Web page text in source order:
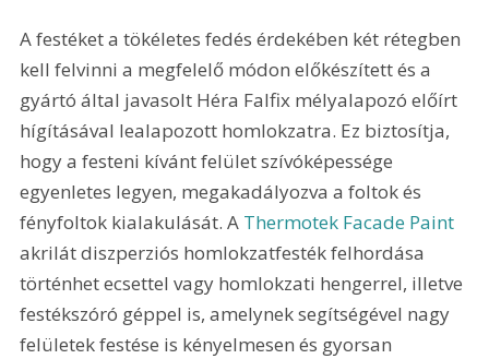
A festéket a tökéletes fedés érdekében két rétegben
kell felvinni a megfelelő módon előkészített és a
gyártó által javasolt Héra Falfix mélyalapozó előírt
hígításával lealapozott homlokzatra. Ez biztosítja,
hogy a festeni kívánt felület szívóképessége
egyenletes legyen, megakadályozva a foltok és
fényfoltok kialakulását. A Thermotek Facade Paint
akrilát diszperziós homlokzatfesték felhordása
történhet ecsettel vagy homlokzati hengerrel, illetve
festékszóró géppel is, amelynek segítségével nagy
felületek festése is kényelmesen és gyorsan